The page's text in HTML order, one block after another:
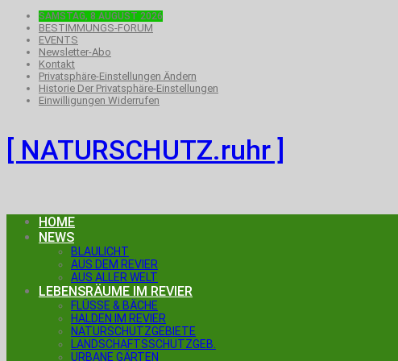
SAMSTAG, 8.AUGUST 2026
BESTIMMUNGS-FORUM
EVENTS
Newsletter-Abo
Kontakt
Privatsphäre-Einstellungen Ändern
Historie Der Privatsphäre-Einstellungen
Einwilligungen Widerrufen
[ NATURSCHUTZ.ruhr ]
HOME
NEWS
BLAULICHT
AUS DEM REVIER
AUS ALLER WELT
LEBENSRÄUME IM REVIER
FLÜSSE & BÄCHE
HALDEN IM REVIER
NATURSCHUTZGEBIETE
LANDSCHAFTSSCHUTZGEB.
URBANE GÄRTEN